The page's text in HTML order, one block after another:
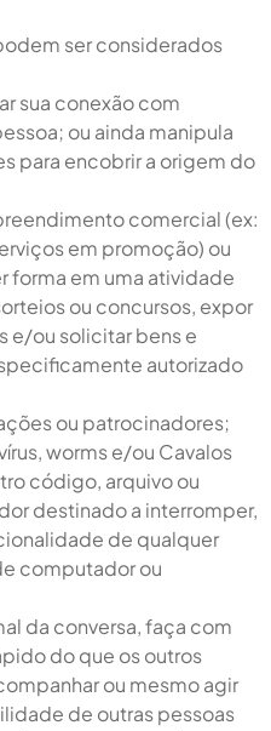
ser considerados
sua conexão com
ou ainda manipula
para encobrir a origem do
comercial (ex:
em promoção) ou
forma em uma atividade
ou concursos, expor
e/ou solicitar bens e
autorizado
ou patrocinadores;
worms e/ou Cavalos
código, arquivo ou
destinado a interromper,
de qualquer
computador ou
da conversa, faça com
do que os outros
ou mesmo agir
de outras pessoas